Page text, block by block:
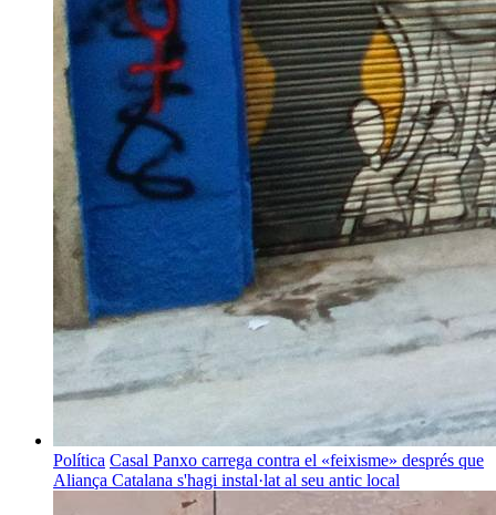
Política Casal Panxo carrega contra el «feixisme» després que
Aliança Catalana s'hagi instal·lat al seu antic local